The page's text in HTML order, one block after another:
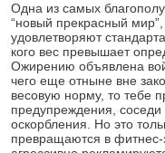
Одна из самых
“новый прекрасный
удовлетворяют
кого вес превышает
Ожирению объявлена
чего еще отныне вне
весовую норму, то тебе
предупреждения, соседи
оскорбления. Но это
превращаются в